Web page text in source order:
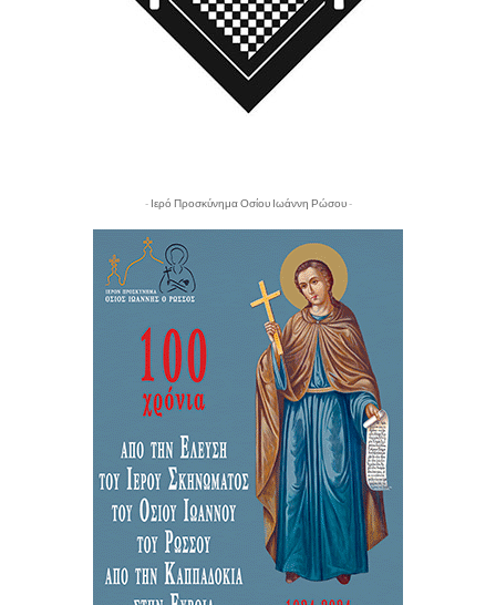
- Ιερό Προσκύνημα Οσίου Ιωάννη Ρώσου -